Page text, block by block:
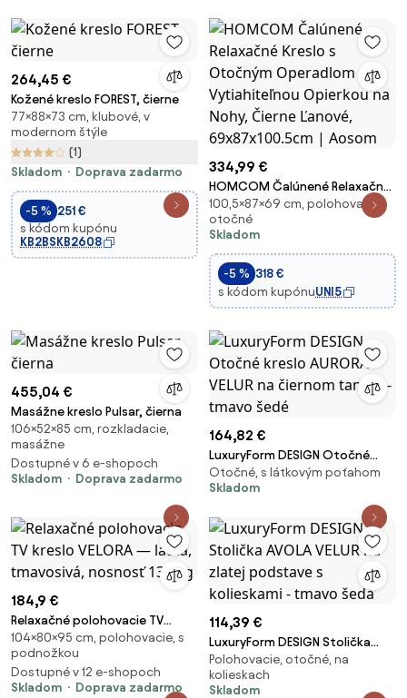
264,45 €
Kožené kreslo FOREST, čierne
77×88×73 cm, klubové, v
modernom štýle
(1)
Skladom
Doprava zadarmo
-5 % 251 €
s kódom kupónu
KB2BSKB2608
334,99 €
HOMCOM Čalúnené Relaxačné
Kreslo s Otočným Operadlom a
Vytiahiteľnou Opierkou na
Nohy, Čierne Ľanové,
69x87x100.5cm | Aosom
100,5×87×69 cm, polohovacie,
otočné
Skladom
-5 % 318 €
s kódom kupónuUNI5
455,04 €
Masážne kreslo Pulsar, čierna
106×52×85 cm, rozkladacie,
masážne
Dostupné v 6 e-shopoch
Skladom
Doprava zadarmo
164,82 €
LuxuryForm DESIGN Otočné
kreslo AURORA VELUR na čiernom
tanieri - tmavo šedé
Otočné, s látkovým poťahom
Skladom
184,9 €
Relaxačné polohovacie TV
kreslo VELORA — látka,
tmavosivá, nosnosť 130 kg
104×80×95 cm, polohovacie, s
podnožkou
Dostupné v 12 e-shopoch
Skladom
Doprava zadarmo
114,39 €
LuxuryForm DESIGN Stolička
AVOLA VELUR na zlatej podstave
s kolieskami - tmavo šedá
Polohovacie, otočné, na
kolieskach
Skladom